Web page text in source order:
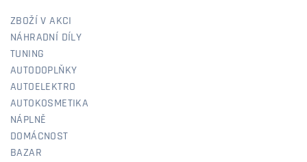
ZBOŽÍ V AKCI
NÁHRADNÍ DÍLY
TUNING
AUTODOPLŇKY
AUTOELEKTRO
AUTOKOSMETIKA
NÁPLNĚ
DOMÁCNOST
BAZAR